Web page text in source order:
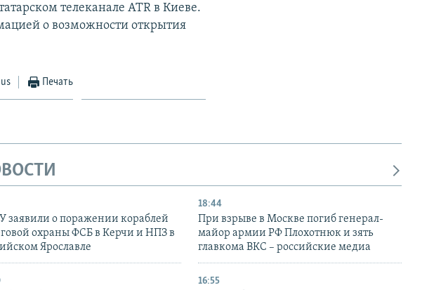
телеканале ATR в Киеве.
о возможности открытия
Печать
заявили о поражении кораблей
охраны ФСБ в Керчи и НПЗ в
Ярославле
18:44
При взрыве в Москве погиб генерал-
майор армии РФ Плохотнюк и зять
главкома ВКС – российские медиа
16:55